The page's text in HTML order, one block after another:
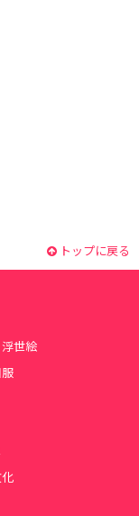
トップに戻る
世絵